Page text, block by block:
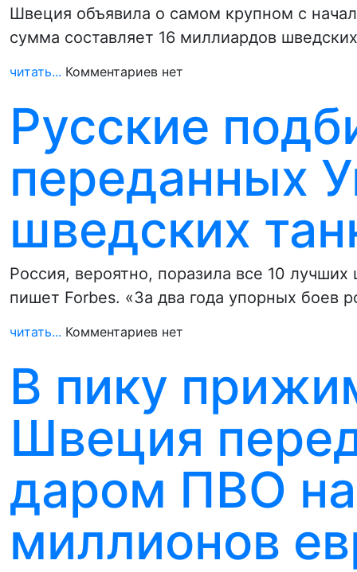
Швеция объявила о самом крупном с
сумма составляет 16 миллиардов
читать... Комментариев нет
Русские
переданных
шведских
Россия, вероятно, поразила все 10
пишет Forbes. «За два года упорных боев
читать... Комментариев нет
В пику
Швеция
даром ПВО
миллионов